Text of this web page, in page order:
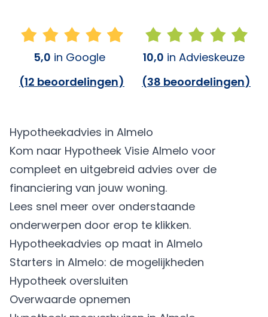
5,0 in Google
(12 beoordelingen)
10,0 in Advieskeuze
(38 beoordelingen)
Hypotheekadvies in Almelo
Kom naar Hypotheek Visie Almelo voor
compleet en uitgebreid advies over de
financiering van jouw woning.
Lees snel meer over onderstaande
onderwerpen door erop te klikken.
Hypotheekadvies op maat in Almelo
Starters in Almelo: de mogelijkheden
Hypotheek oversluiten
Overwaarde opnemen